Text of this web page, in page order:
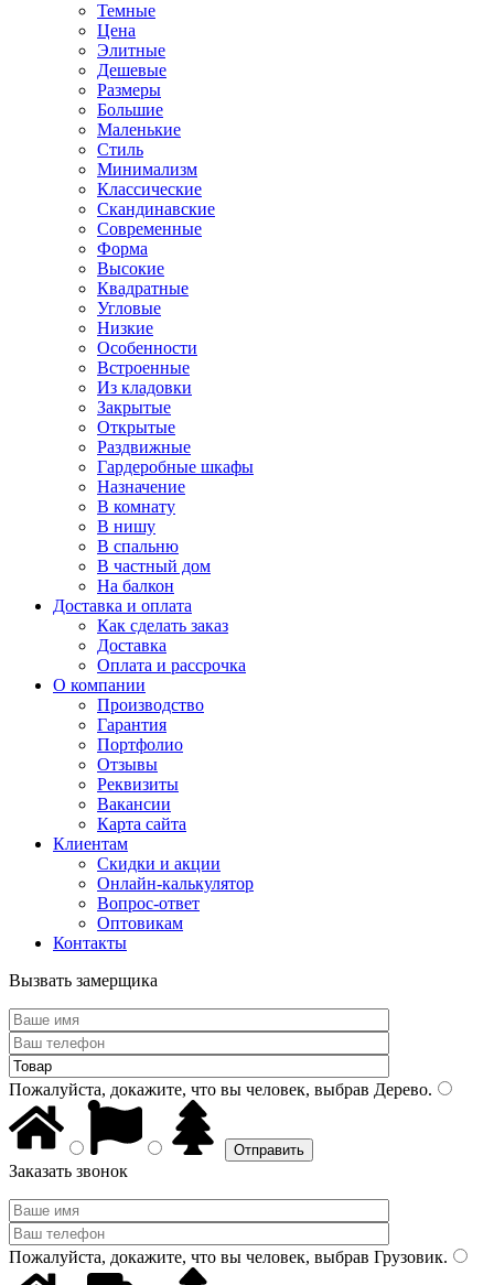
Темные
Цена
Элитные
Дешевые
Размеры
Большие
Маленькие
Стиль
Минимализм
Классические
Скандинавские
Современные
Форма
Высокие
Квадратные
Угловые
Низкие
Особенности
Встроенные
Из кладовки
Закрытые
Открытые
Раздвижные
Гардеробные шкафы
Назначение
В комнату
В нишу
В спальню
В частный дом
На балкон
Доставка и оплата
Как сделать заказ
Доставка
Оплата и рассрочка
О компании
Производство
Гарантия
Портфолио
Отзывы
Реквизиты
Вакансии
Карта сайта
Клиентам
Скидки и акции
Онлайн-калькулятор
Вопрос-ответ
Оптовикам
Контакты
Вызвать замерщика
Пожалуйста, докажите, что вы человек, выбрав Дерево.
Заказать звонок
Пожалуйста, докажите, что вы человек, выбрав Грузовик.